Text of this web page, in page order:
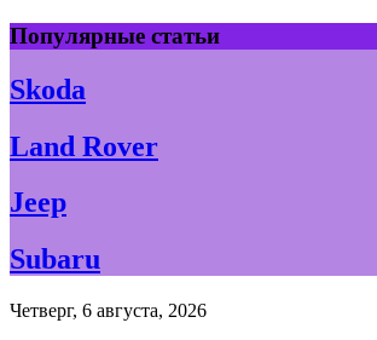
Skip
to
content
Популярные статьи
Skoda
Land Rover
Jeep
Subaru
Четверг, 6 августа, 2026